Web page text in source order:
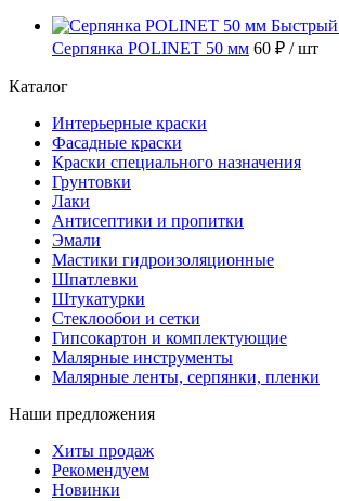
Серпянка POLINET 50 мм 60 ₽ / шт
Каталог
Интерьерные краски
Фасадные краски
Краски специального назначения
Грунтовки
Лаки
Антисептики и пропитки
Эмали
Мастики гидроизоляционные
Шпатлевки
Штукатурки
Стеклообои и сетки
Гипсокартон и комплектующие
Малярные инструменты
Малярные ленты, серпянки, пленки
Наши предложения
Хиты продаж
Рекомендуем
Новинки